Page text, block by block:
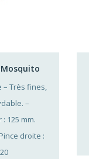
– Très fines,
–
125 mm.
droite :